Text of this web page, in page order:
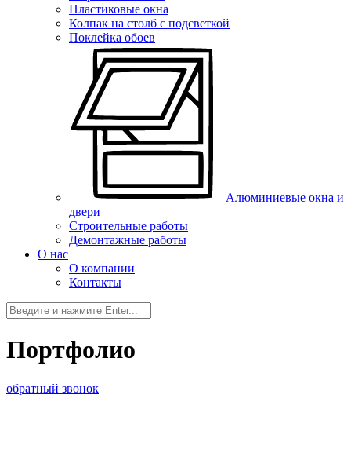
Пластиковые окна
Колпак на столб с подсветкой
Поклейка обоев
Алюминиевые окна и
двери
Строительные работы
Демонтажные работы
О нас
О компании
Контакты
Портфолио
обратный звонок